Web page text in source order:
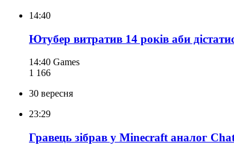
14:40
Ютубер витратив 14 років аби
14:40 Games
1 166
30 вересня
23:29
Гравець зібрав у Minecraft аналог